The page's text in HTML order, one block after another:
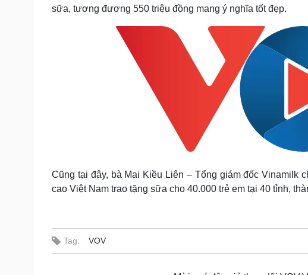
sữa, tương đương 550 triệu đồng mang ý nghĩa tốt đẹp.
Cũng tại đây, bà Mai Kiều Liên – Tổng giám đốc
cao Việt Nam trao tặng sữa cho 40.000 trẻ em tại 40 tỉnh,
Tag: VOV